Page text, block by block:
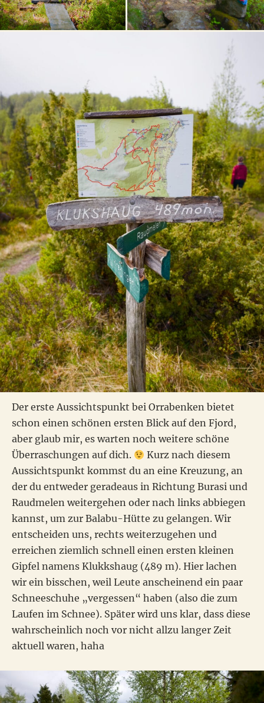
Der erste Aussichtspunkt bei Orrabenken bietet
schon einen schönen ersten Blick auf den Fjord,
aber glaub mir, es warten noch weitere schöne
Überraschungen auf dich.
Kurz nach diesem
Aussichtspunkt kommst du an eine Kreuzung, an
der du entweder geradeaus in Richtung Burasi und
Raudmelen weitergehen oder nach links abbiegen
kannst, um zur Balabu-Hütte zu gelangen. Wir
entscheiden uns, rechts weiterzugehen und
erreichen ziemlich schnell einen ersten kleinen
Gipfel namens Klukkshaug (489 m). Hier lachen
wir ein bisschen, weil Leute anscheinend ein paar
Schneeschuhe „vergessen“ haben (also die zum
Laufen im Schnee). Später wird uns klar, dass diese
wahrscheinlich noch vor nicht allzu langer Zeit
aktuell waren, haha